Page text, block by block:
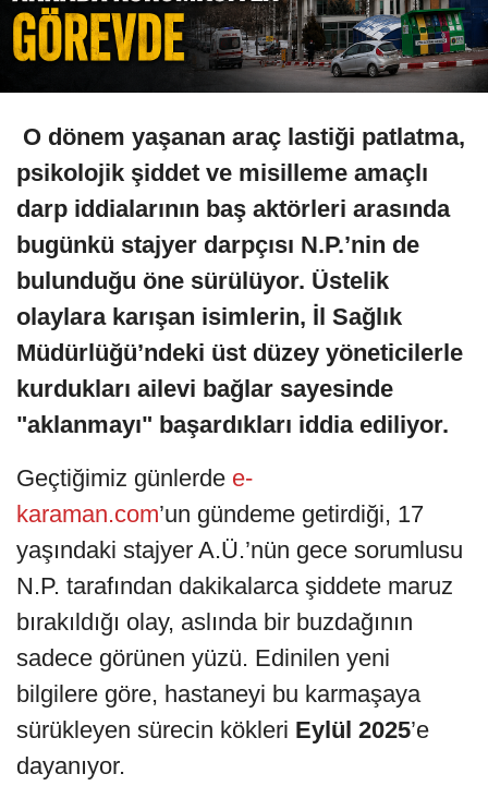
O dönem yaşanan araç lastiği patlatma,
psikolojik şiddet ve misilleme amaçlı
darp iddialarının baş aktörleri arasında
bugünkü stajyer darpçısı N.P.’nin de
bulunduğu öne sürülüyor. Üstelik
olaylara karışan isimlerin, İl Sağlık
Müdürlüğü’ndeki üst düzey yöneticilerle
kurdukları ailevi bağlar sayesinde
"aklanmayı" başardıkları iddia ediliyor.
Geçtiğimiz günlerde e-
karaman.com’un gündeme getirdiği, 17
yaşındaki stajyer A.Ü.’nün gece sorumlusu
N.P. tarafından dakikalarca şiddete maruz
bırakıldığı olay, aslında bir buzdağının
sadece görünen yüzü. Edinilen yeni
bilgilere göre, hastaneyi bu karmaşaya
sürükleyen sürecin kökleri Eylül 2025’e
dayanıyor.